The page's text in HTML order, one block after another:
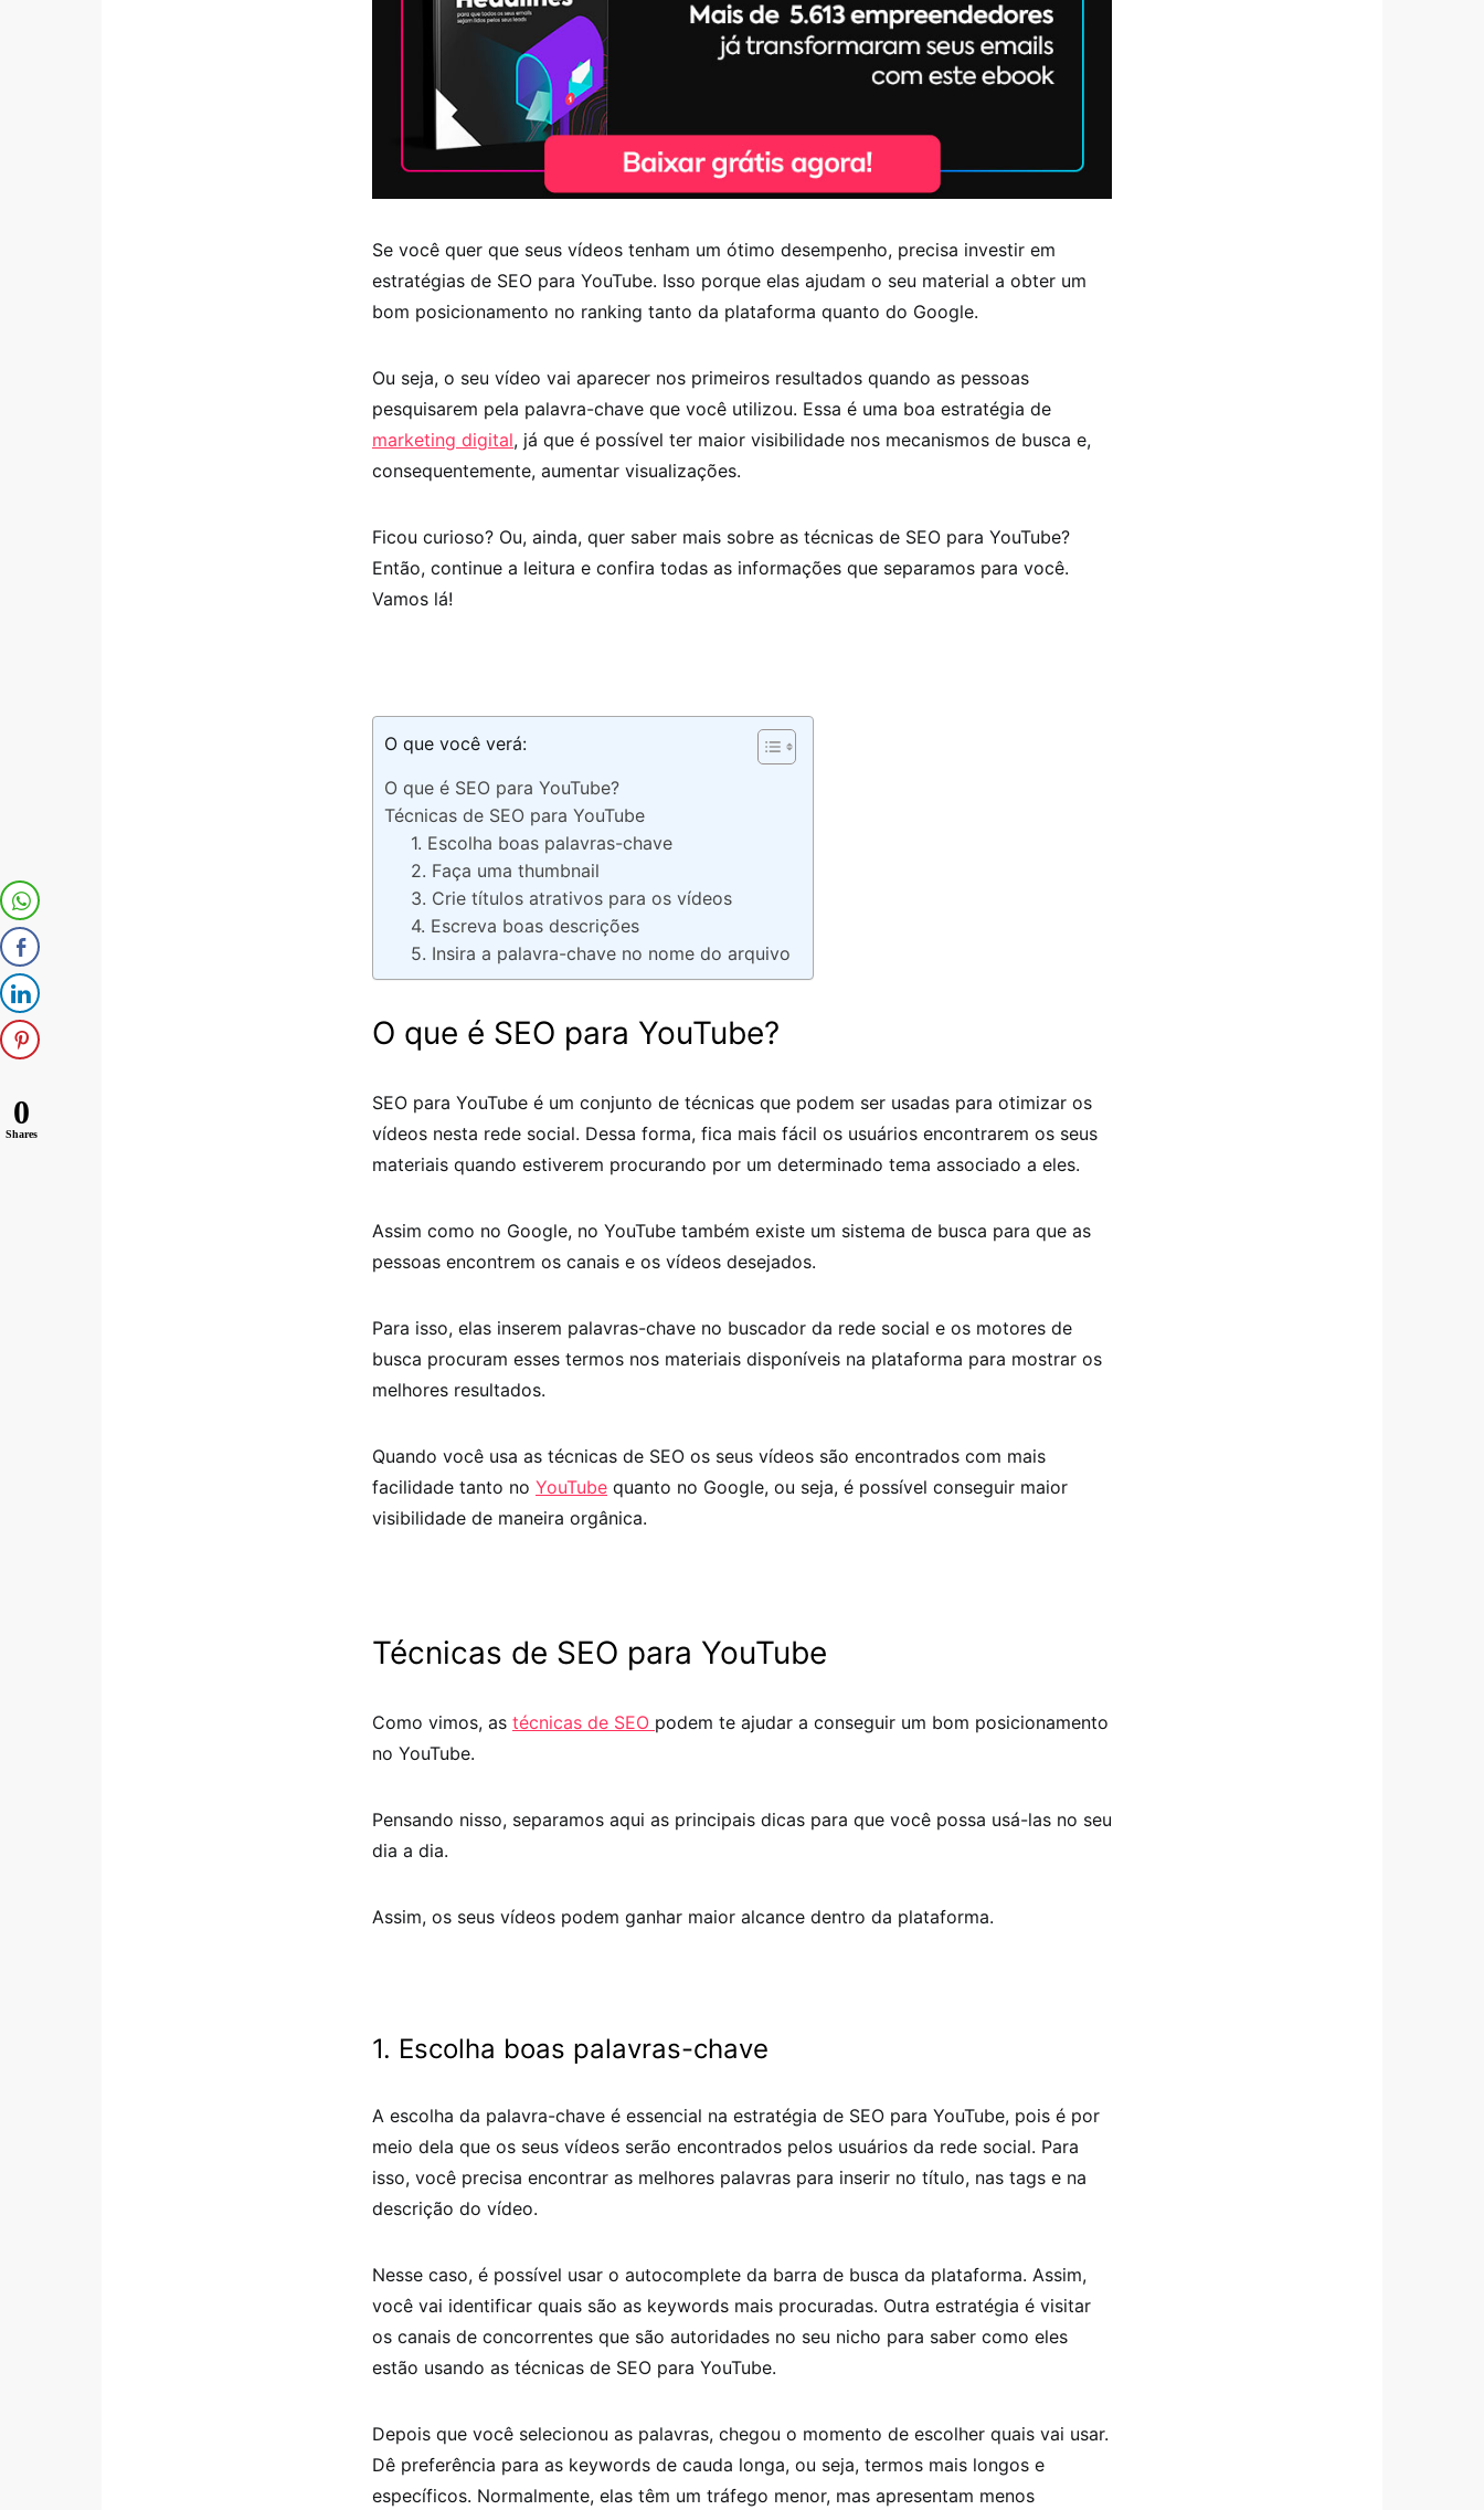
Se você quer que seus vídeos tenham um ótimo desempenho, precisa investir em
estratégias de SEO para YouTube. Isso porque elas ajudam o seu material a obter um
bom posicionamento no ranking tanto da plataforma quanto do Google.
Ou seja, o seu vídeo vai aparecer nos primeiros resultados quando as pessoas
pesquisarem pela palavra-chave que você utilizou. Essa é uma boa estratégia de
marketing digital, já que é possível ter maior visibilidade nos mecanismos de busca e,
consequentemente, aumentar visualizações.
Ficou curioso? Ou, ainda, quer saber mais sobre as técnicas de SEO para YouTube?
Então, continue a leitura e confira todas as informações que separamos para você.
Vamos lá!
O que você verá:
O que é SEO para YouTube?
Técnicas de SEO para YouTube
1. Escolha boas palavras-chave
2. Faça uma thumbnail
3. Crie títulos atrativos para os vídeos
4. Escreva boas descrições
5. Insira a palavra-chave no nome do arquivo
O que é SEO para YouTube?
SEO para YouTube é um conjunto de técnicas que podem ser usadas para otimizar os
vídeos nesta rede social. Dessa forma, fica mais fácil os usuários encontrarem os seus
materiais quando estiverem procurando por um determinado tema associado a eles.
Assim como no Google, no YouTube também existe um sistema de busca para que as
pessoas encontrem os canais e os vídeos desejados.
Para isso, elas inserem palavras-chave no buscador da rede social e os motores de
busca procuram esses termos nos materiais disponíveis na plataforma para mostrar os
melhores resultados.
Quando você usa as técnicas de SEO os seus vídeos são encontrados com mais
facilidade tanto no YouTube quanto no Google, ou seja, é possível conseguir maior
visibilidade de maneira orgânica.
Técnicas de SEO para YouTube
Como vimos, as técnicas de SEO podem te ajudar a conseguir um bom posicionamento
no YouTube.
Pensando nisso, separamos aqui as principais dicas para que você possa usá-las no seu
dia a dia.
Assim, os seus vídeos podem ganhar maior alcance dentro da plataforma.
1. Escolha boas palavras-chave
A escolha da palavra-chave é essencial na estratégia de SEO para YouTube, pois é por
meio dela que os seus vídeos serão encontrados pelos usuários da rede social. Para
isso, você precisa encontrar as melhores palavras para inserir no título, nas tags e na
descrição do vídeo.
Nesse caso, é possível usar o autocomplete da barra de busca da plataforma. Assim,
você vai identificar quais são as keywords mais procuradas. Outra estratégia é visitar
os canais de concorrentes que são autoridades no seu nicho para saber como eles
estão usando as técnicas de SEO para YouTube.
Depois que você selecionou as palavras, chegou o momento de escolher quais vai usar.
Dê preferência para as keywords de cauda longa, ou seja, termos mais longos e
específicos. Normalmente, elas têm um tráfego menor, mas apresentam menos
0
Shares